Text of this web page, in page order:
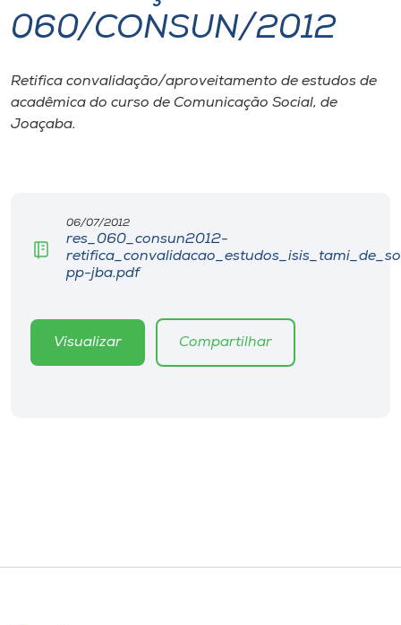
I.nova
Diplomados
Biblioteca
Rádio
060/CONSUN/2012
Retifica convalidação/aproveitamento de estudos de
acadêmica do curso de Comunicação Social, de
Joaçaba.
06/07/2012
res_060_consun2012-
pp-jba.pdf
Visualizar Compartilhar